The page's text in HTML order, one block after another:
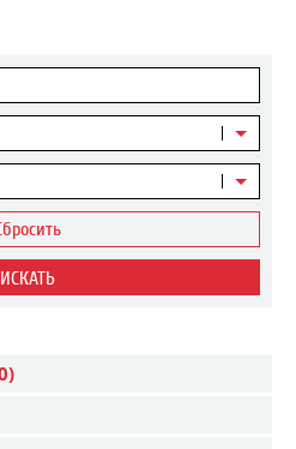
ИСКАТЬ